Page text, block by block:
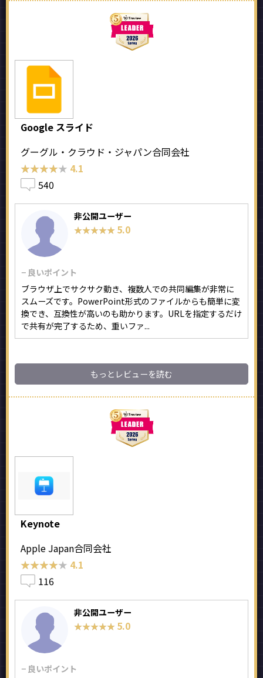
Google スライド
グーグル・クラウド・ジャパン合同会社
★★★★★
★★★★★ 4.1
540
非公開ユーザー
★★★★★
★★★★★ 5.0
− 良いポイント
ブラウザ上でサクサク動き、複数人での共同編集が非常に
スムーズです。PowerPoint形式のファイルからも簡単に変
換でき、互換性が高いのも助かります。URLを指定するだけ
で共有が完了するため、重いファ...
もっとレビューを読む
Keynote
Apple Japan合同会社
★★★★★
★★★★★ 4.1
116
非公開ユーザー
★★★★★
★★★★★ 5.0
− 良いポイント